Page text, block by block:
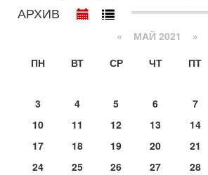
30-07-2026, 08:16
Трамп готовит удар по Ирану -
Президент США Дональд Трамп сегодня
возможность масштабной военной
после ракетной атаки на американскую
Израиль меняет курс
В эфире телеканала ITON-TV политолог
АМАН, глава спецслужбы "Натив",
Сегодня, 17:49
АРХИВ
« МАЙ 2021 »
ПН
ВТ СР ЧТ ПТ
3
4 5 6 7
10
11 12 13 14
17
18 19 20 21
24
25 26 27 28